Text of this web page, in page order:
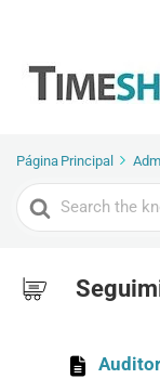
Página Principal
Search
For